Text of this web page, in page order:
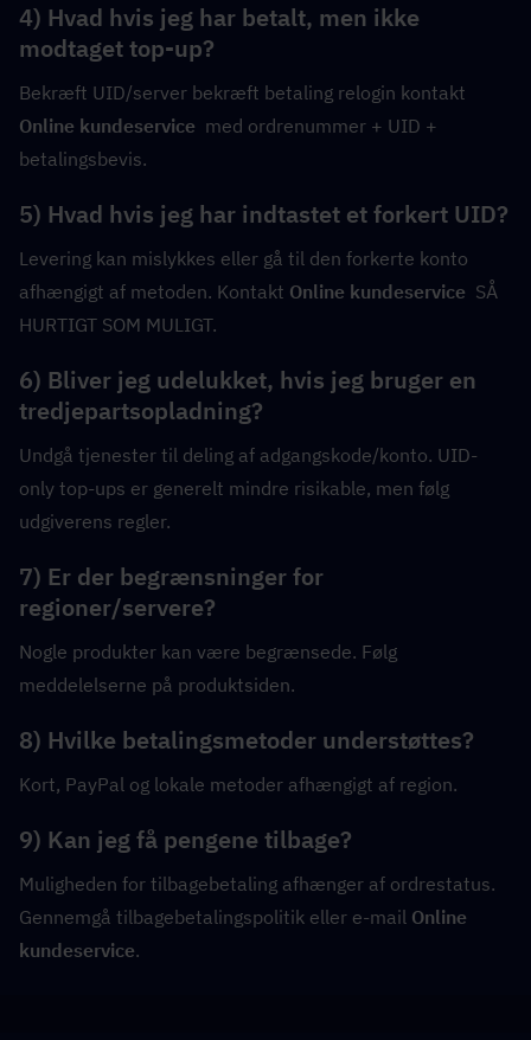
4) Hvad hvis jeg har betalt, men ikke
modtaget top-up?
Online kundeservice
  med ordrenummer + UID +
betalingsbevis.
5) Hvad hvis jeg har indtastet et forkert UID?
Levering kan mislykkes eller gå til den forkerte konto
afhængigt af metoden. Kontakt Online kundeservice
  SÅ
HURTIGT SOM MULIGT.
6) Bliver jeg udelukket, hvis jeg bruger en
tredjepartsopladning?
Undgå tjenester til deling af adgangskode/konto. UID-
only top-ups er generelt mindre risikable, men følg
udgiverens regler.
7) Er der begrænsninger for
regioner/servere?
Nogle produkter kan være begrænsede. Følg
meddelelserne på produktsiden.
8) Hvilke betalingsmetoder understøttes?
Kort, PayPal og lokale metoder afhængigt af region.
9) Kan jeg få pengene tilbage?
Muligheden for tilbagebetaling afhænger af ordrestatus.
Gennemgå tilbagebetalingspolitik eller e-mail Online
kundeservice.